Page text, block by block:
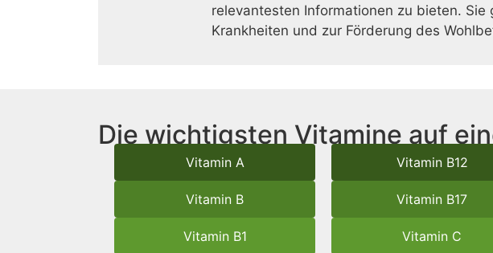
relevantesten Informationen zu bieten.
Krankheiten und zur Förderung des
Die wichtigsten Vitamine auf
Vitamin A
Vitamin B
Vitamin B1
Vitamin B12
Vitamin B17
Vitamin C